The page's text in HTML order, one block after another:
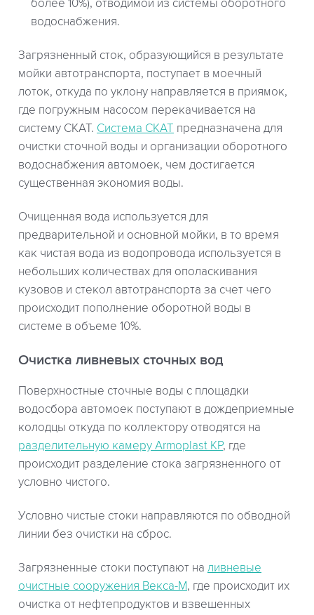
более 10%), отводимой из системы оборотного
водоснабжения.
Загрязненный сток, образующийся в результате
мойки автотранспорта, поступает в моечный
лоток, откуда по уклону направляется в приямок,
где погружным насосом перекачивается на
систему СКАТ. Система СКАТ предназначена для
очистки сточной воды и организации оборотного
водоснабжения автомоек, чем достигается
существенная экономия воды.
Очищенная вода используется для
предварительной и основной мойки, в то время
как чистая вода из водопровода используется в
небольших количествах для ополаскивания
кузовов и стекол автотранспорта за счет чего
происходит пополнение оборотной воды в
системе в объеме 10%.
Очистка ливневых сточных вод
Поверхностные сточные воды с площадки
водосбора автомоек поступают в дождеприемные
колодцы откуда по коллектору отводятся на
разделительную камеру Armoplast КР, где
происходит разделение стока загрязненного от
условно чистого.
Условно чистые стоки направляются по обводной
линии без очистки на сброс.
Загрязненные стоки поступают на ливневые
очистные сооружения Векса-М, где происходит их
очистка от нефтепродуктов и взвешенных